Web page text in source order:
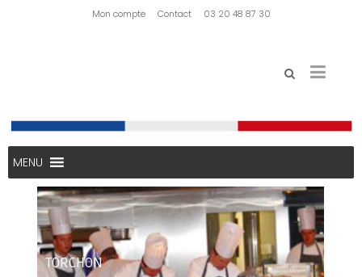
Mon compte Contact 03 20 48 87 30
MENU
TORCHON